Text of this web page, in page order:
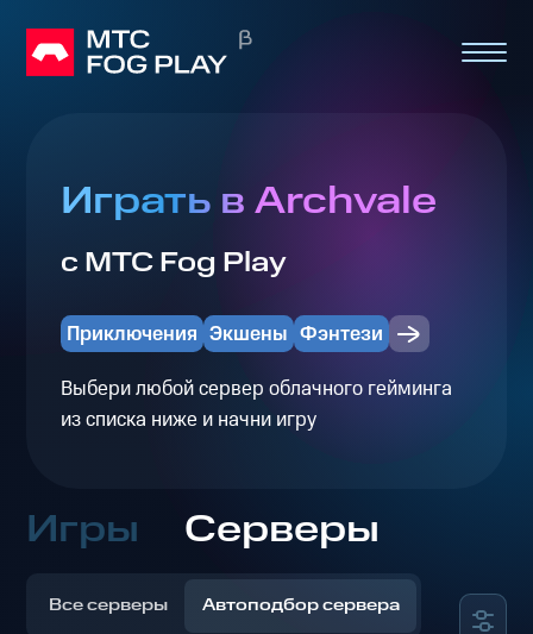
Играть в Archvale
с МТС Fog Play
Приключения Экшены Фэнтези
Выбери любой сервер облачного гейминга
из списка ниже и начни игру
Игры Серверы
Все серверы Автоподбор сервера